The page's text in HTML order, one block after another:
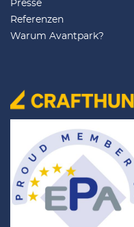
Presse
Referenzen
Warum Avantpark?